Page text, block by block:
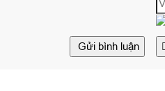
Gửi bình luận